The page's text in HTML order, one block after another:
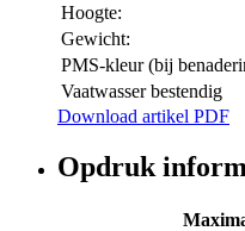
Hoogte:
Gewicht:
PMS-kleur (bij
Vaatwasser bestendig
Download artikel PDF
Opdruk